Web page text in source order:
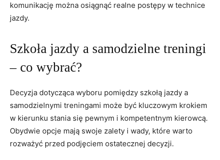
komunikację można osiągnąć realne postępy w technice
jazdy.
Szkoła jazdy a samodzielne treningi
‌– co wybrać?
Decyzja dotycząca ‌wyboru ⁤pomiędzy ⁤szkołą ⁢jazdy a
⁤samodzielnymi treningami‍ może ​być kluczowym krokiem⁤
w​ kierunku stania ⁤się ⁣pewnym⁢ i kompetentnym kierowcą.
Obydwie opcje ​mają swoje zalety i wady, które warto ​
rozważyć przed podjęciem ostatecznej decyzji.